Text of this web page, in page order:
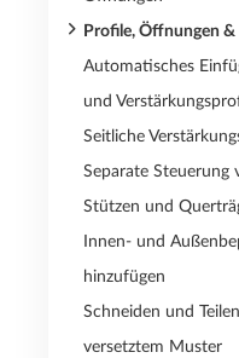
Profile, Öffnungen &
Automatisches
und
Seitliche
Separate
Stützen und
Innen- und
hinzufügen
Schneiden und
versetztem Muster